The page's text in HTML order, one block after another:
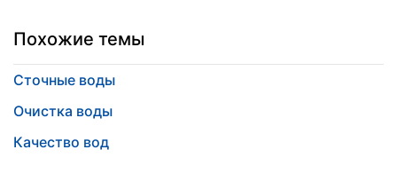
Похожие темы
Сточные воды
Очистка воды
Качество вод